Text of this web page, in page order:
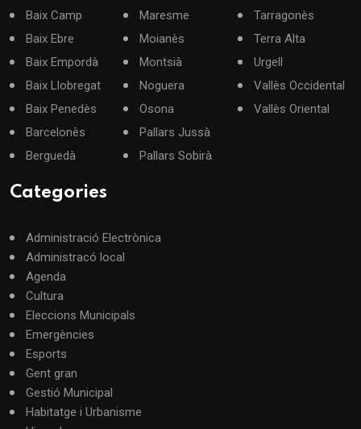
Baix Camp
Baix Ebre
Baix Empordà
Baix Llobregat
Baix Penedès
Barcelonès
Berguedà
Maresme
Moianès
Montsià
Noguera
Osona
Pallars Jussà
Pallars Sobirà
Tarragonès
Terra Alta
Urgell
Vallès Occidental
Vallès Oriental
Categories
Administració Electrònica
Administracó local
Agenda
Cultura
Eleccions Municipals
Emergències
Esports
Gent gran
Gestió Municipal
Habitatge i Urbanisme